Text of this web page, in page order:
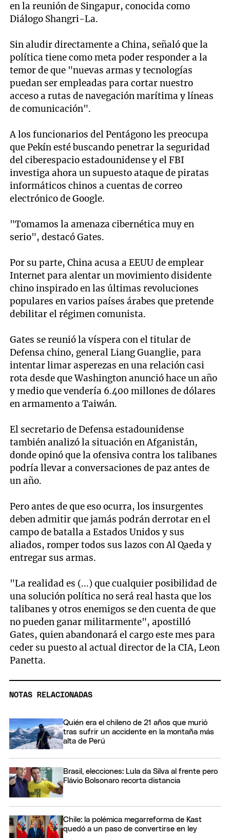
en la reunión de Singapur, conocida como
Diálogo Shangri-La.
Sin aludir directamente a China, señaló que la
política tiene como meta poder responder a la
temor de que "nuevas armas y tecnologías
puedan ser empleadas para cortar nuestro
acceso a rutas de navegación marítima y líneas
de comunicación".
A los funcionarios del Pentágono les preocupa
que Pekín esté buscando penetrar la seguridad
del ciberespacio estadounidense y el FBI
investiga ahora un supuesto ataque de piratas
informáticos chinos a cuentas de correo
electrónico de Google.
"Tomamos la amenaza cibernética muy en
serio", destacó Gates.
Por su parte, China acusa a EEUU de emplear
Internet para alentar un movimiento disidente
chino inspirado en las últimas revoluciones
populares en varios países árabes que pretende
debilitar el régimen comunista.
Gates se reunió la víspera con el titular de
Defensa chino, general Liang Guanglie, para
intentar limar asperezas en una relación casi
rota desde que Washington anunció hace un año
y medio que vendería 6.400 millones de dólares
en armamento a Taiwán.
El secretario de Defensa estadounidense
también analizó la situación en Afganistán,
donde opinó que la ofensiva contra los talibanes
podría llevar a conversaciones de paz antes de
un año.
Pero antes de que eso ocurra, los insurgentes
deben admitir que jamás podrán derrotar en el
campo de batalla a Estados Unidos y sus
aliados, romper todos sus lazos con Al Qaeda y
entregar sus armas.
"La realidad es (...) que cualquier posibilidad de
una solución política no será real hasta que los
talibanes y otros enemigos se den cuenta de que
no pueden ganar militarmente", apostilló
Gates, quien abandonará el cargo este mes para
ceder su puesto al actual director de la CIA, Leon
Panetta.
NOTAS RELACIONADAS
Quién era el chileno de 21 años que murió
tras sufrir un accidente en la montaña más
alta de Perú
Brasil, elecciones: Lula da Silva al frente pero
Flávio Bolsonaro recorta distancia
Chile: la polémica megarreforma de Kast
quedó a un paso de convertirse en ley